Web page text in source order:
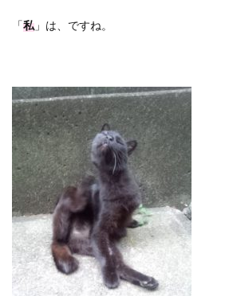
「私 」は、ですね。